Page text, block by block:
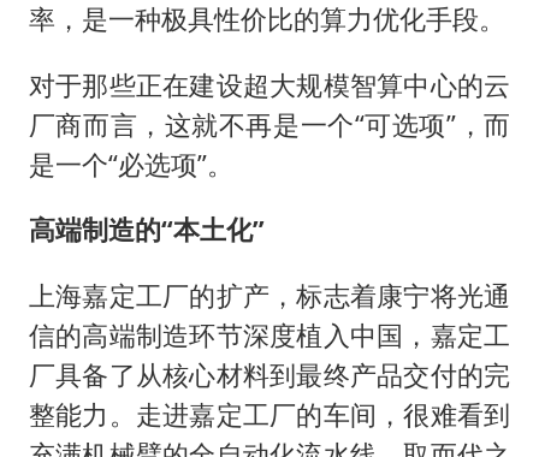
率，是一种极具性价比的算力优化手段。
对于那些正在建设超大规模智算中心的云
厂商而言，这就不再是一个“可选项”，而
是一个“必选项”。
高端制造的“本土化”
上海嘉定工厂的扩产，标志着康宁将光通
信的高端制造环节深度植入中国，嘉定工
厂具备了从核心材料到最终产品交付的完
整能力。走进嘉定工厂的车间，很难看到